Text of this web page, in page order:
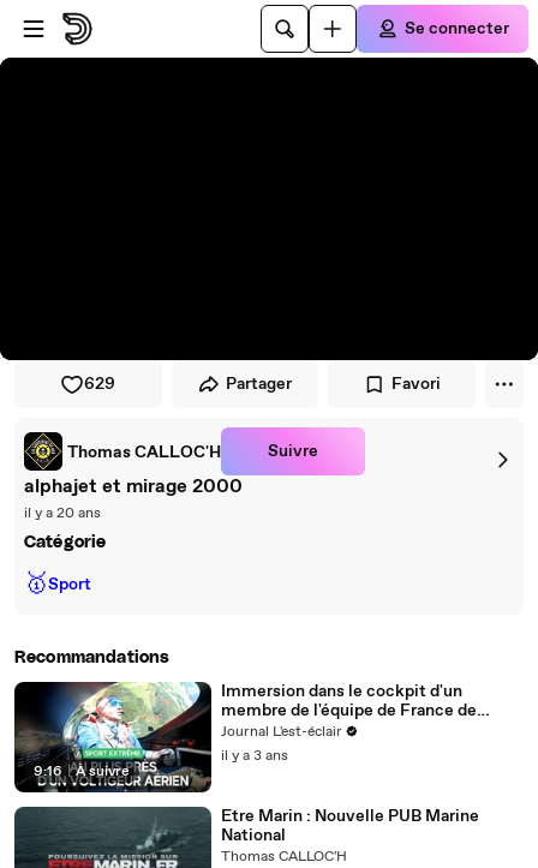
Passer au player
Passer au contenu principal
Se connecter
629 Partager Favori
Thomas CALLOC'H Suivre
alphajet et mirage 2000
il y a 20 ans
Catégorie
🥇Sport
Recommandations
9:16 | À suivre
Immersion dans le cockpit d'un
membre de l'équipe de France de
voltige aérienne
Journal L'est-éclair
il y a 3 ans
Etre Marin : Nouvelle PUB Marine
National
Thomas CALLOC'H